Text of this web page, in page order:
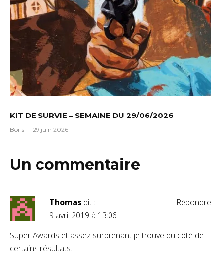
KIT DE SURVIE – SEMAINE DU 29/06/2026
Boris · 29 juin 2026
Un commentaire
Thomas dit :
9 avril 2019 à 13:06
Super Awards et assez surprenant je trouve du côté de
certains résultats.
Répondre